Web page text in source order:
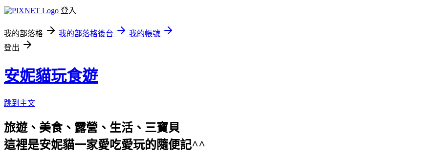
登入
我的部落格 我的部落格後台
我的帳號
登出
安妮貓玩食遊
跳到主文
旅遊、美食、露營、生活、三寶貝
這裡是安妮貓一家愛吃愛玩的隨便記^^